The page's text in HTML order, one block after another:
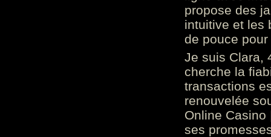
propose des
intuitive et les
de pouce
Je suis Clara,
cherche la
transactions
renouvelée
Online
ses